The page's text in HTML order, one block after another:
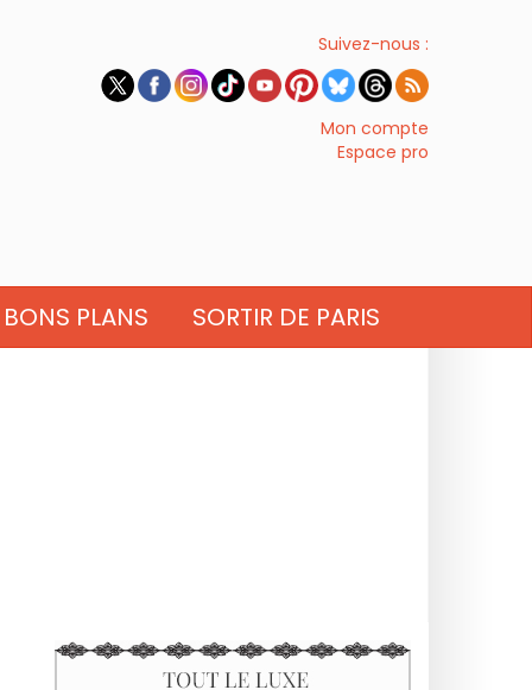
Suivez-nous :
Mon compte
Espace pro
BONS PLANS SORTIR DE PARIS